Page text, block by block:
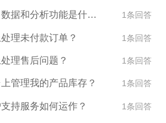
nocnoc平台上的销售数据和分析功能是什么？ 1条回答
理未付款订单？ 1条回答
理售后问题？ 1条回答
管理我的产品库存？ 1条回答
持服务如何运作？ 1条回答